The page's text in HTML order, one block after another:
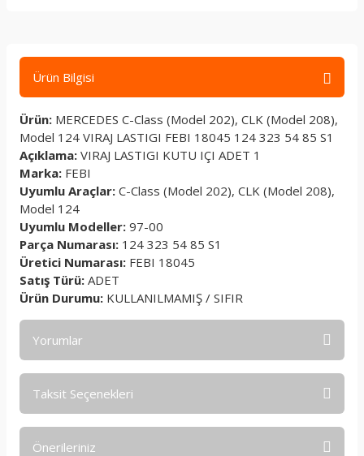
Ürün Bilgisi
Ürün: MERCEDES C-Class (Model 202), CLK (Model 208),
Model 124 VIRAJ LASTIGI FEBI 18045 124 323 54 85 S1
Açıklama: VIRAJ LASTIGI KUTU IÇI ADET 1
Marka: FEBI
Uyumlu Araçlar: C-Class (Model 202), CLK (Model 208),
Model 124
Uyumlu Modeller: 97-00
Parça Numarası: 124 323 54 85 S1
Üretici Numarası: FEBI 18045
Satış Türü: ADET
Ürün Durumu: KULLANILMAMIŞ / SIFIR
Yorumlar
Taksit Seçenekleri
Önerileriniz